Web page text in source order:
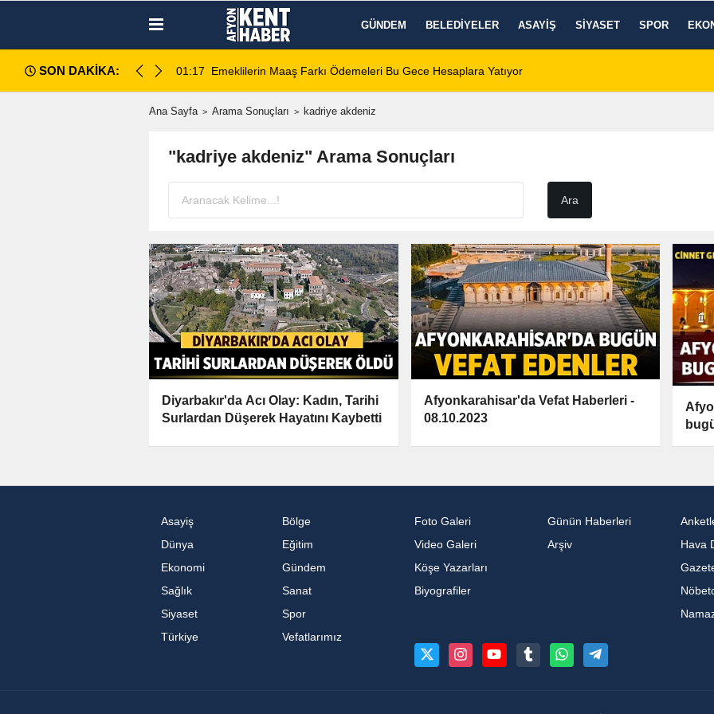
GÜNDEM BELEDIYELER ASAYIŞ SIYASET SPOR
SON DAKİKA:
açıklandı 01:17 Emeklilerin Maaş Farkı Ödemeleri Bu Gece Hesaplara Yatıyor Afyonspor için
Ana Sayfa Arama Sonuçları kadriye akdeniz
"kadriye akdeniz" Arama Sonuçları
Diyarbakır'da Acı Olay: Kadın, Tarihi
Surlardan Düşerek Hayatını Kaybetti
Afyonkarahisar'da Vefat Haberleri -
08.10.2023
Asayiş
Bölge
Dünya
Eğitim
Ekonomi
Gündem
Sağlık
Sanat
Siyaset
Spor
Türkiye
Vefatlarımız
Foto Galeri
Video Galeri
Köşe Yazarları
Biyografiler
Günün Haberleri
Arşiv
Hava